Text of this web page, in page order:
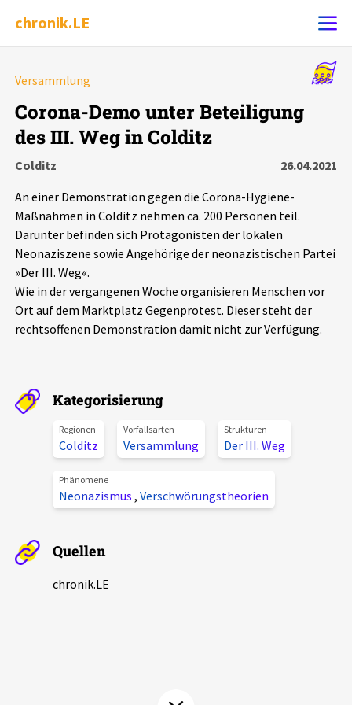
chronik.LE
Chronik
Leipziger Zustände
Schlaglichter
Phänomene
Alle Beiträge
Veranstaltungen
Pressemitteilungen
Podcasts
Projektbeschreibung
Kontakt
Spenden
chronik.LE in der Presse
Versammlung
Corona-Demo unter Beteiligung
des III. Weg in Colditz
Colditz
26.04.2021
An einer Demonstration gegen die Corona-Hygiene-
Maßnahmen in Colditz nehmen ca. 200 Personen teil.
Darunter befinden sich Protagonisten der lokalen
Neonaziszene sowie Angehörige der neonazistischen Partei
»Der III. Weg«.
Wie in der vergangenen Woche organisieren Menschen vor
Ort auf dem Marktplatz Gegenprotest. Dieser steht der
rechtsoffenen Demonstration damit nicht zur Verfügung.
Kategorisierung
Regionen
Colditz
Vorfallsarten
Versammlung
Strukturen
Der III. Weg
Phänomene
Neonazismus , Verschwörungstheorien
Quellen
chronik.LE
Alle Ereignisse
7502
Ereignisse Statistik